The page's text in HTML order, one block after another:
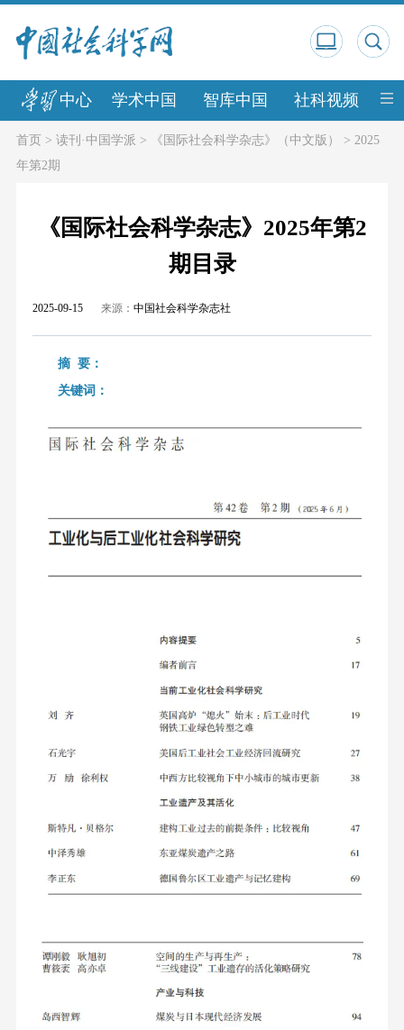
中心 学术中国 智库中国 社科视频 中
首页> 读刊·中国学派 > 《国际社会科学杂志》（中文版） > 2025
年第2期
《国际社会科学杂志》2025年第2
期目录
2025-09-15 来源： 中国社会科学杂志社
摘 要：
关键词：